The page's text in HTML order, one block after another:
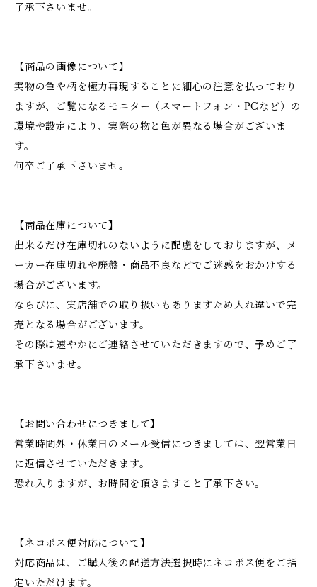
了承下さいませ。
【商品の画像について】
実物の色や柄を極力再現することに細心の注意を払っており
ますが、ご覧になるモニター（スマートフォン・PCなど）の
環境や設定により、実際の物と色が異なる場合がございま
す。
何卒ご了承下さいませ。
【商品在庫について】
出来るだけ在庫切れのないように配慮をしておりますが、メ
ーカー在庫切れや廃盤・商品不良などでご迷惑をおかけする
場合がございます。
ならびに、実店舗での取り扱いもありますため入れ違いで完
売となる場合がございます。
その際は速やかにご連絡させていただきますので、予めご了
承下さいませ。
【お問い合わせにつきまして】
営業時間外・休業日のメール受信につきましては、翌営業日
に返信させていただきます。
恐れ入りますが、お時間を頂きますこと了承下さい。
【ネコポス便対応について】
対応商品は、ご購入後の配送方法選択時にネコポス便をご指
定いただけます。